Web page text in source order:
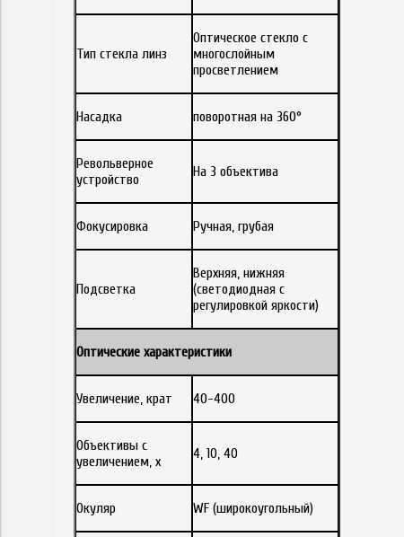
Тип стекла линз
Оптическое стекло с
многослойным
просветлением
Насадка поворотная на 360°
Револьверное
устройство
На 3 объектива
Фокусировка Ручная, грубая
Подсветка
Верхняя, нижняя
(светодиодная с
регулировкой яркости)
Оптические характеристики
Увеличение, крат 40-400
Объективы с
увеличением, х
4, 10, 40
Окуляр WF (широкоугольный)